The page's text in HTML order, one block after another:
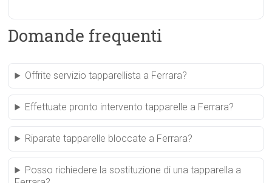
Domande frequenti
Offrite servizio tapparellista a Ferrara?
Effettuate pronto intervento tapparelle a Ferrara?
Riparate tapparelle bloccate a Ferrara?
Posso richiedere la sostituzione di una tapparella a